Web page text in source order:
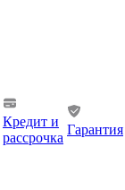
Кредит и
рассрочка
Гарантия